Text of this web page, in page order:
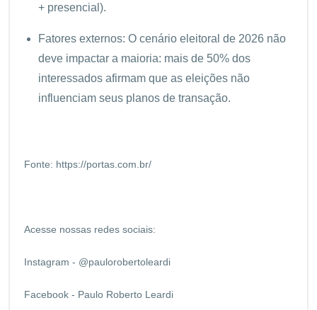
+ presencial).
Fatores externos: O cenário eleitoral de 2026 não
deve impactar a maioria: mais de 50% dos
interessados afirmam que as eleições não
influenciam seus planos de transação.
Fonte: https://portas.com.br/
Acesse nossas redes sociais:
Instagram - @paulorobertoleardi
Facebook - Paulo Roberto Leardi